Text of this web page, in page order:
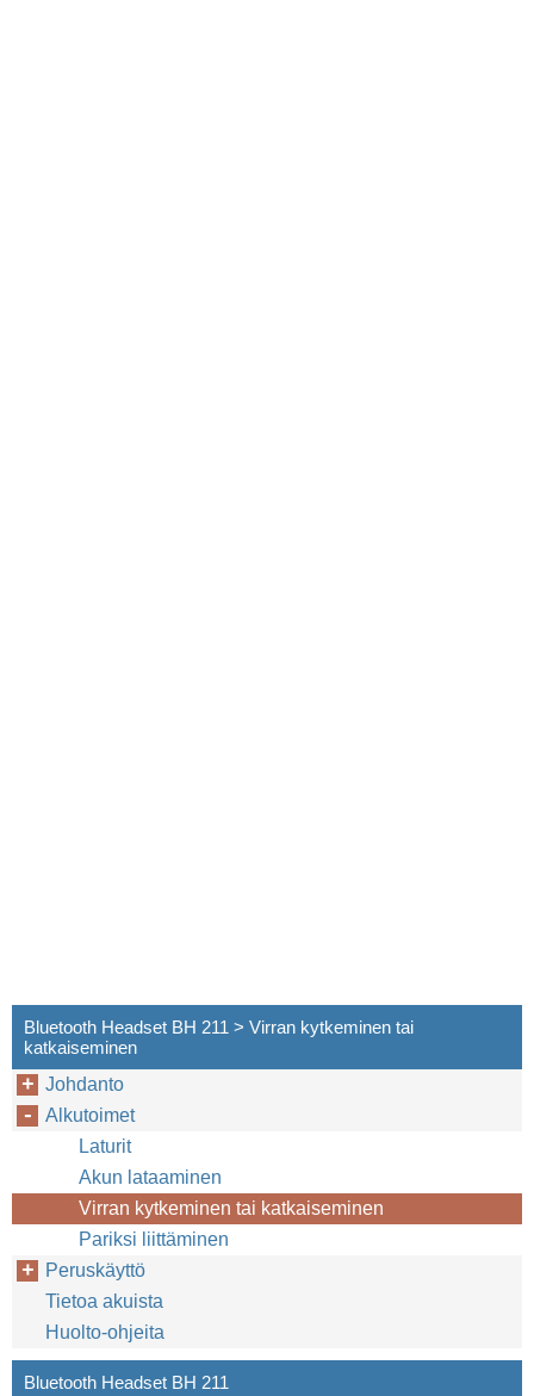
Bluetooth Headset BH 211 > Virran kytkeminen tai
katkaiseminen
Johdanto
Alkutoimet
Laturit
Akun lataaminen
Virran kytkeminen tai katkaiseminen
Pariksi liittäminen
Peruskäyttö
Tietoa akuista
Huolto-ohjeita
Bluetooth Headset BH 211